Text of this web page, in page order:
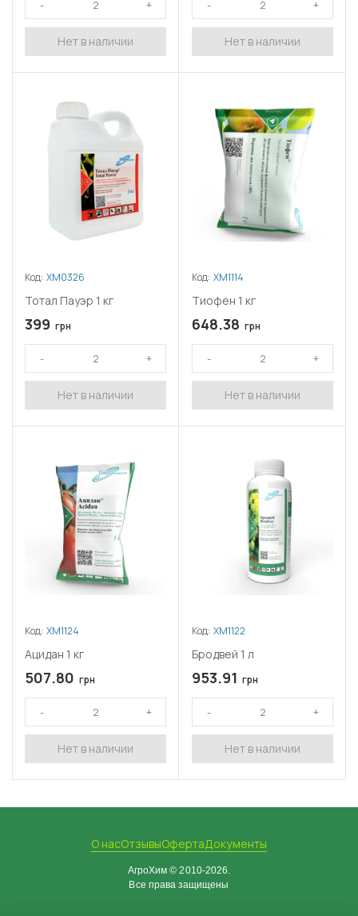
Нет в наличии Нет в наличии
Код: ХМ0326
Тотал Пауэр 1 кг
399 грн
Нет в наличии
Код: ХМ1114
Тиофен 1 кг
648.38 грн
Нет в наличии
Код: ХМ1124
Ацидан 1 кг
507.80 грн
Нет в наличии
Код: ХМ1122
Бродвей 1 л
953.91 грн
Нет в наличии
О насОтзывыОфертаДокументы
АгроХим © 2010-2026.
Все права защищены